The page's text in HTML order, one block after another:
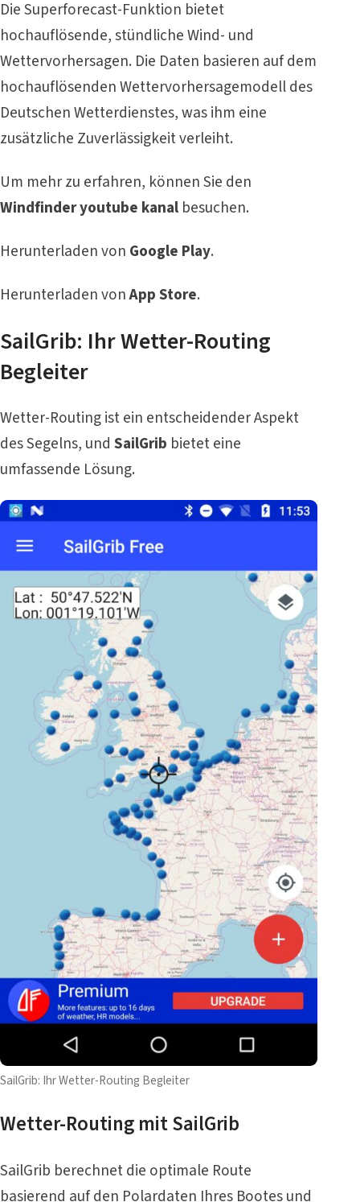
Die Superforecast-Funktion bietet
hochauflösende, stündliche Wind- und
Wettervorhersagen. Die Daten basieren auf dem
hochauflösenden Wettervorhersagemodell des
Deutschen Wetterdienstes, was ihm eine
zusätzliche Zuverlässigkeit verleiht.
Um mehr zu erfahren, können Sie den
Windfinder youtube kanal besuchen.
Herunterladen von Google Play.
Herunterladen vonApp Store.
SailGrib: Ihr Wetter-Routing
Begleiter
Wetter-Routing ist ein entscheidender Aspekt
des Segelns, und SailGrib bietet eine
umfassende Lösung.
SailGrib: Ihr Wetter-Routing Begleiter
Wetter-Routing mit SailGrib
SailGrib berechnet die optimale Route
basierend auf den Polardaten Ihres Bootes und